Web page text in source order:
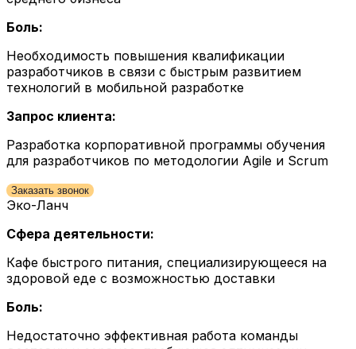
Боль:
Необходимость повышения квалификации
разработчиков в связи с быстрым развитием
технологий в мобильной разработке
Запрос клиента:
Разработка корпоративной программы обучения
для разработчиков по методологии Agile и Scrum
Заказать звонок
Эко-Ланч
Сфера деятельности:
Кафе быстрого питания, специализирующееся на
здоровой еде с возможностью доставки
Боль:
Недостаточно эффективная работа команды